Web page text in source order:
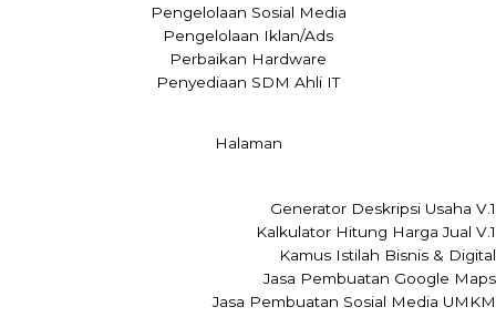
Pengelolaan Sosial Media
Pengelolaan Iklan/Ads
Perbaikan Hardware
Penyediaan SDM Ahli IT
Halaman
Generator Deskripsi Usaha V.1
Kalkulator Hitung Harga Jual V.1
Kamus Istilah Bisnis & Digital
Jasa Pembuatan Google Maps
Jasa Pembuatan Sosial Media UMKM